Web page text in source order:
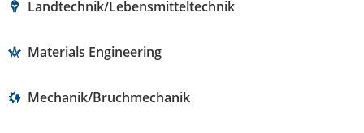
Landtechnik/Lebensmitteltechnik
Materials Engineering
Mechanik/Bruchmechanik